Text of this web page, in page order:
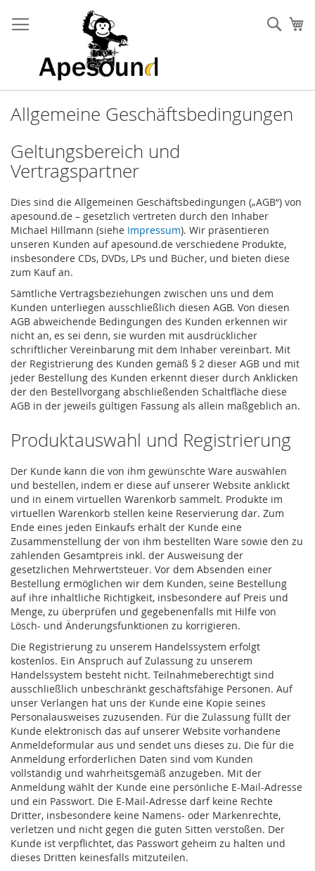
Inhalt
springen
Allgemeine Geschäftsbedingungen
Geltungsbereich und
Vertragspartner
Dies sind die Allgemeinen Geschäftsbedingungen („AGB“) von
apesound.de – gesetzlich vertreten durch den Inhaber
Michael Hillmann (siehe Impressum). Wir präsentieren
unseren Kunden auf apesound.de verschiedene Produkte,
insbesondere CDs, DVDs, LPs und Bücher, und bieten diese
zum Kauf an.
Sämtliche Vertragsbeziehungen zwischen uns und dem
Kunden unterliegen ausschließlich diesen AGB. Von diesen
AGB abweichende Bedingungen des Kunden erkennen wir
nicht an, es sei denn, sie wurden mit ausdrücklicher
schriftlicher Vereinbarung mit dem Inhaber vereinbart. Mit
der Registrierung des Kunden gemäß § 2 dieser AGB und mit
jeder Bestellung des Kunden erkennt dieser durch Anklicken
der den Bestellvorgang abschließenden Schaltfläche diese
AGB in der jeweils gültigen Fassung als allein maßgeblich an.
Produktauswahl und Registrierung
Der Kunde kann die von ihm gewünschte Ware auswählen
und bestellen, indem er diese auf unserer Website anklickt
und in einem virtuellen Warenkorb sammelt. Produkte im
virtuellen Warenkorb stellen keine Reservierung dar. Zum
Ende eines jeden Einkaufs erhält der Kunde eine
Zusammenstellung der von ihm bestellten Ware sowie den zu
zahlenden Gesamtpreis inkl. der Ausweisung der
gesetzlichen Mehrwertsteuer. Vor dem Absenden einer
Bestellung ermöglichen wir dem Kunden, seine Bestellung
auf ihre inhaltliche Richtigkeit, insbesondere auf Preis und
Menge, zu überprüfen und gegebenenfalls mit Hilfe von
Lösch- und Änderungsfunktionen zu korrigieren.
Die Registrierung zu unserem Handelssystem erfolgt
kostenlos. Ein Anspruch auf Zulassung zu unserem
Handelssystem besteht nicht. Teilnahmeberechtigt sind
ausschließlich unbeschränkt geschäftsfähige Personen. Auf
unser Verlangen hat uns der Kunde eine Kopie seines
Personalausweises zuzusenden. Für die Zulassung füllt der
Kunde elektronisch das auf unserer Website vorhandene
Anmeldeformular aus und sendet uns dieses zu. Die für die
Anmeldung erforderlichen Daten sind vom Kunden
vollständig und wahrheitsgemäß anzugeben. Mit der
Anmeldung wählt der Kunde eine persönliche E-Mail-Adresse
und ein Passwort. Die E-Mail-Adresse darf keine Rechte
Dritter, insbesondere keine Namens- oder Markenrechte,
verletzen und nicht gegen die guten Sitten verstoßen. Der
Kunde ist verpflichtet, das Passwort geheim zu halten und
dieses Dritten keinesfalls mitzuteilen.